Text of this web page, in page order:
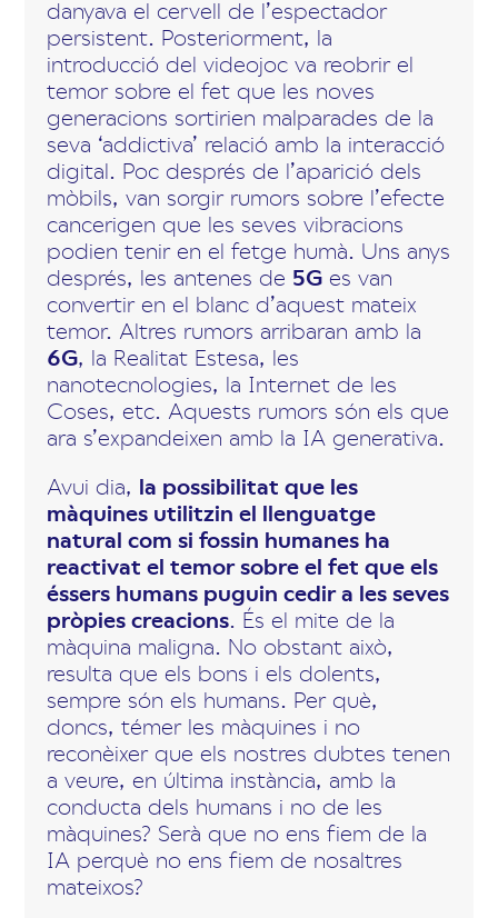
danyava el cervell de l’espectador
persistent. Posteriorment, la
introducció del videojoc va reobrir el
temor sobre el fet que les noves
generacions sortirien malparades de la
seva ‘addictiva’ relació amb la interacció
digital. Poc després de l’aparició dels
mòbils, van sorgir rumors sobre l’efecte
cancerigen que les seves vibracions
podien tenir en el fetge humà. Uns anys
després, les antenes de 5G es van
convertir en el blanc d’aquest mateix
temor. Altres rumors arribaran amb la
6G, la Realitat Estesa, les
nanotecnologies, la Internet de les
Coses, etc. Aquests rumors són els que
ara s’expandeixen amb la IA generativa.
Avui dia, la possibilitat que les
màquines utilitzin el llenguatge
natural com si fossin humanes ha
reactivat el temor sobre el fet que els
éssers humans puguin cedir a les seves
pròpies creacions. És el mite de la
màquina maligna. No obstant això,
resulta que els bons i els dolents,
sempre són els humans. Per què,
doncs, témer les màquines i no
reconèixer que els nostres dubtes tenen
a veure, en última instància, amb la
conducta dels humans i no de les
màquines? Serà que no ens fiem de la
IA perquè no ens fiem de nosaltres
mateixos?